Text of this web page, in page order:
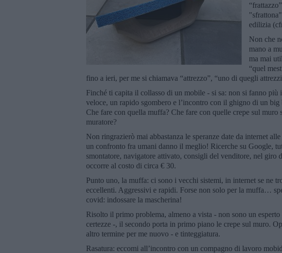
edilizia
Non che
mano a
ma mai
“quel
fino a ieri, per me si chiamava “attrezzo”, “uno di quegli
Finché ti capita il collasso di un mobile - si sa: non si fanno
veloce, un rapido sgombero e l’incontro con il ghigno di un
Che fare con quella muffa? Che fare con quelle crepe sul muro
muratore?
Non ringrazierò mai abbastanza le speranze date da internet
un confronto fra umani danno il meglio! Ricerche su Google,
smontatore, navigatore attivato, consigli del venditore, nel giro
occorre al costo di circa € 30.
Punto uno, la muffa: ci sono i vecchi sistemi, in internet se ne
eccellenti. Aggressivi e rapidi. Forse non solo per la muffa…
covid: indossare la mascherina!
Risolto il primo problema, almeno a vista - non sono un
certezze -, il secondo porta in primo piano le crepe sul muro.
altro termine per me nuovo - e tinteggiatura.
Rasatura: eccomi all’incontro con un compagno di lavoro